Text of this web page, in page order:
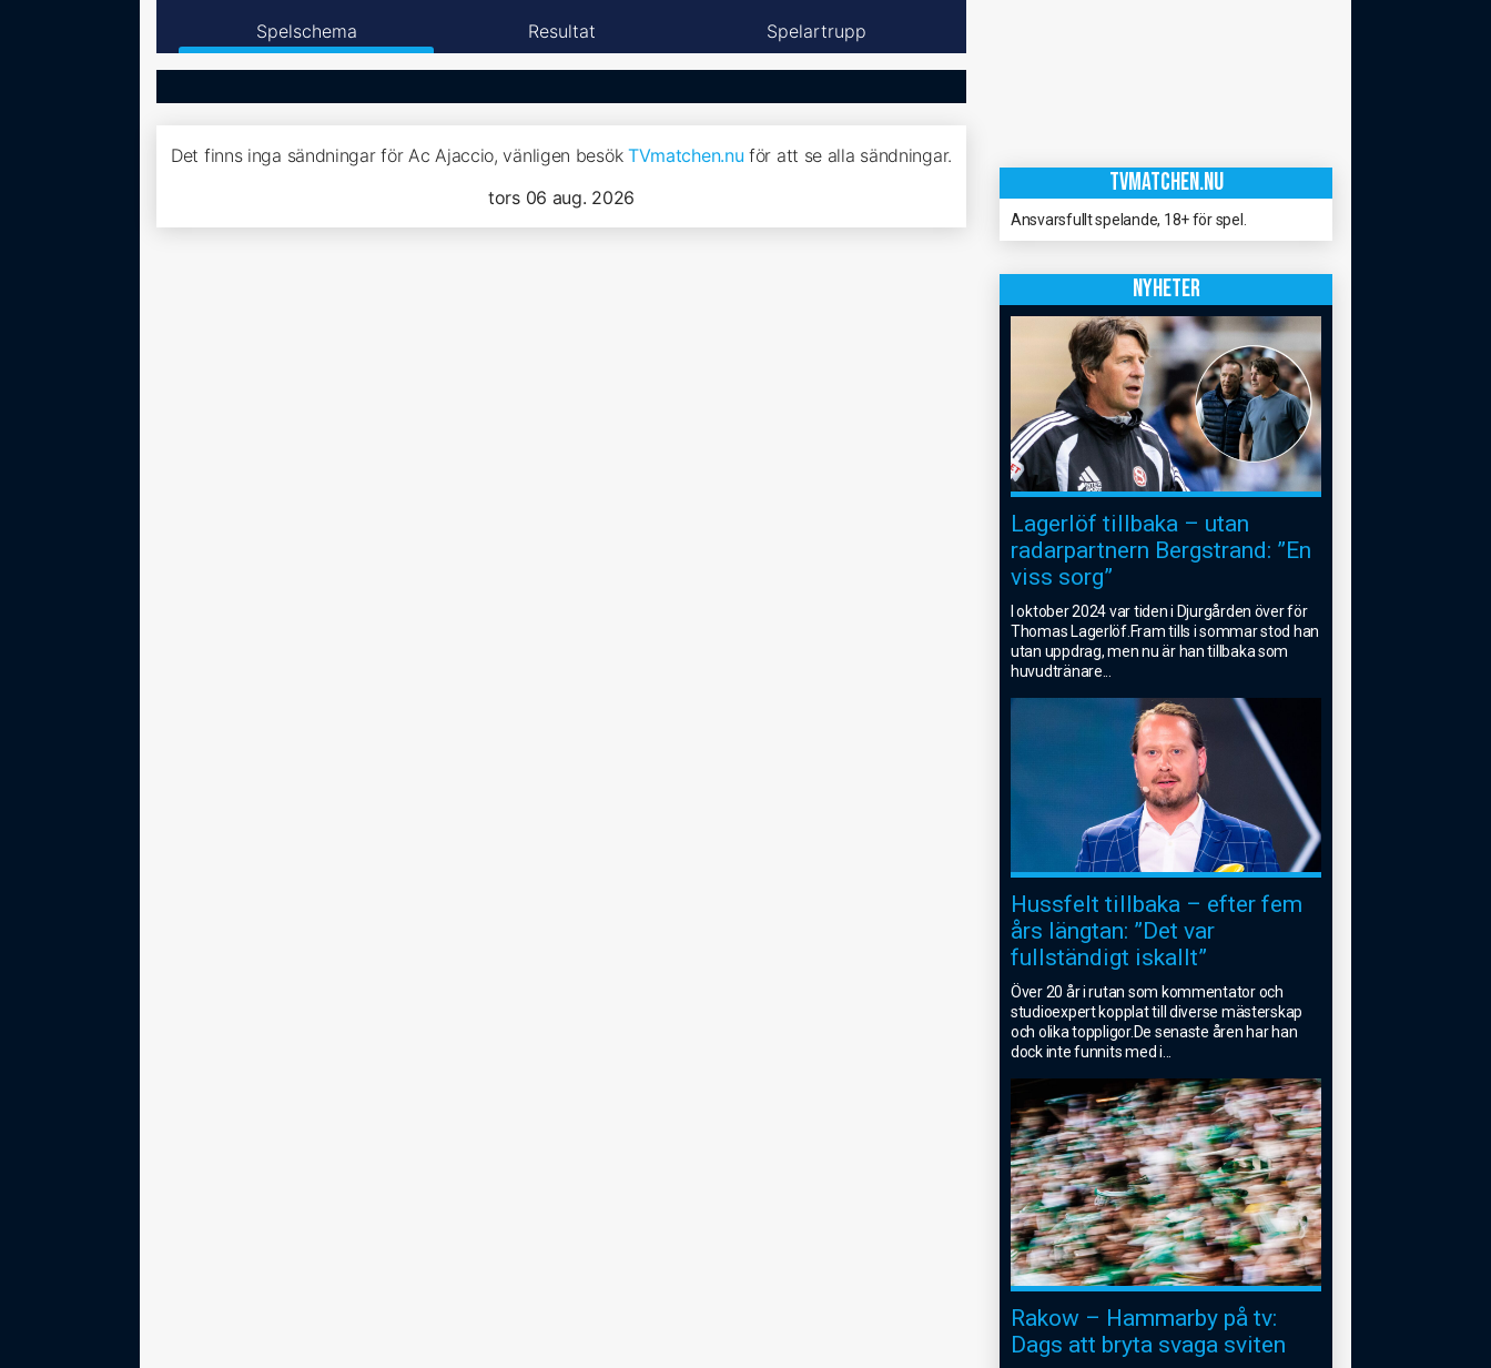
Spelschema Resultat Spelartrupp
Det finns inga sändningar för Ac Ajaccio, vänligen besök TVmatchen.nu för att se alla sändningar.
tors 06 aug. 2026
TVMATCHEN.NU
Ansvarsfullt spelande, 18+ för spel.
NYHETER
Lagerlöf tillbaka – utan
radarpartnern Bergstrand: ”En
viss sorg”
I oktober 2024 var tiden i Djurgården över för
Thomas Lagerlöf.Fram tills i sommar stod han
utan uppdrag, men nu är han tillbaka som
huvudtränare
Hussfelt tillbaka – efter fem
års längtan: ”Det var
fullständigt iskallt”
Över 20 år i rutan som kommentator och
studioexpert kopplat till diverse mästerskap
och olika toppligor.De senaste åren har han
dock inte funnits med i
Rakow – Hammarby på tv:
Dags att bryta svaga sviten